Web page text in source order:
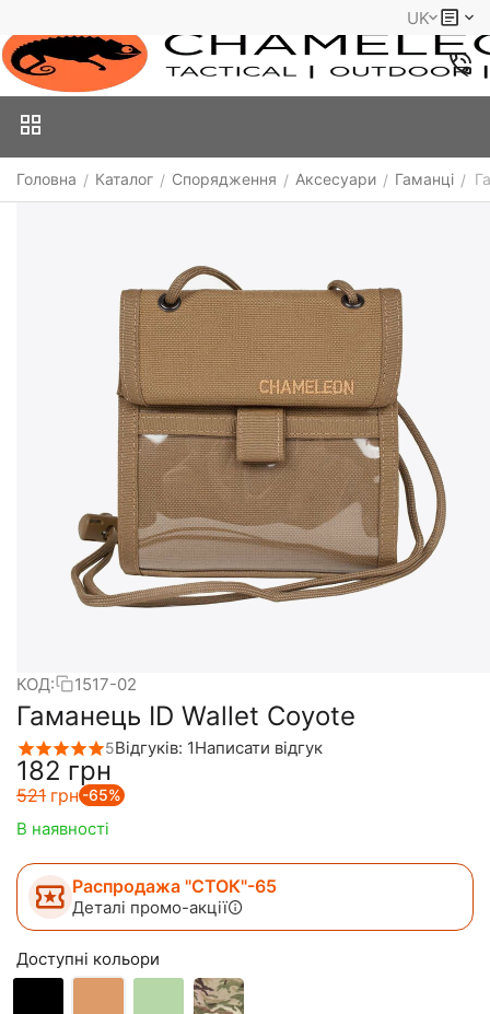
UK
Головна / Каталог / Спорядження / Аксесуари / Гаманці /
КОД: 1517-02
Гаманець ID Wallet Coyote
5Відгуків: 1Написати відгук
‍182‍ грн
‍521‍ грн -65%
В наявності
Распродажа "СТОК"-65
Деталі промо-акції
Доступні кольори